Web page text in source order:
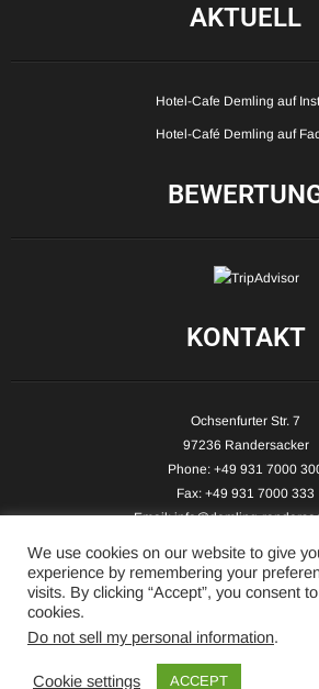
AKTUELL
Hotel-Cafe Demling auf
Hotel-Café Demling auf
KONTAKT
Ochsenfurter Str. 7
97236 Randersacker
Phone: +49 931 7000
Fax: +49 931 7000 333
Email:info@demling-
Copyright © 2026 Hotel-Café Demling -
We use cookies on our website to give
experience by remembering your
visits. By clicking “Accept”, you consent
cookies.
Do not sell my personal information.
Cookie settings ACCEPT